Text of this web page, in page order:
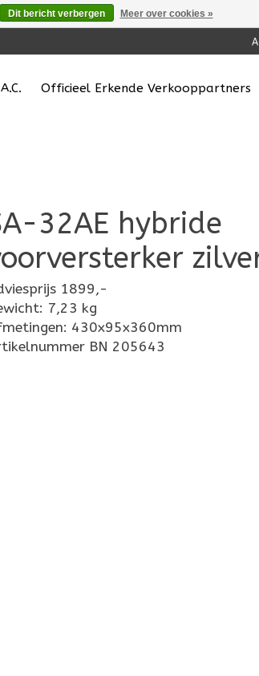
Officieel Erkende Verkooppartners
32AE hybride
1899,-
7,23 kg
430x95x360mm
BN 205643
Dit bericht verbergen Meer over cookies »